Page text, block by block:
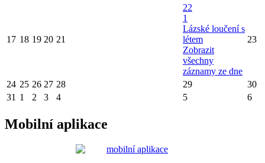
17 18 19 20 21
22
1
Lázské loučení s
létem
Zobrazit
všechny
záznamy ze dne
23
24 25 26 27 28 29
30
31 1 2 3 4 5 6
Mobilní aplikace